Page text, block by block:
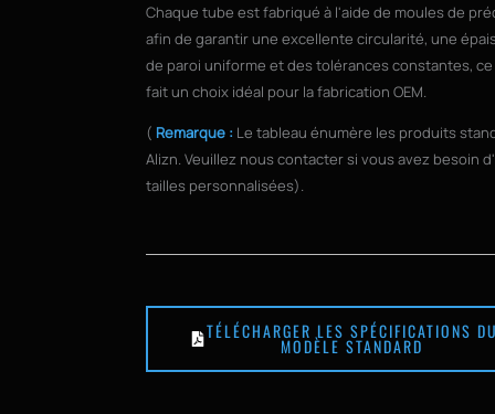
Chaque tube est fabriqué à l'aide de moules de
afin de garantir une excellente circularité, une
de paroi uniforme et des tolérances constantes, ce
fait un choix idéal pour la fabrication OEM.
( Remarque : Le tableau énumère les produits
Alizn. Veuillez nous contacter si vous avez besoin
tailles personnalisées).
TÉLÉCHARGER LES SPÉCIFICATIONS DU
MODÈLE STANDARD